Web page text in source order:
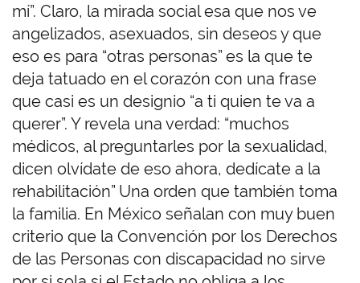
mí”. Claro, la mirada social esa que nos ve
angelizados, asexuados, sin deseos y que
eso es para “otras personas” es la que te
deja tatuado en el corazón con una frase
que casi es un designio “a ti quien te va a
querer”. Y revela una verdad: “muchos
médicos, al preguntarles por la sexualidad,
dicen olvídate de eso ahora, dedícate a la
rehabilitación” Una orden que también toma
la familia. En México señalan con muy buen
criterio que la Convención por los Derechos
de las Personas con discapacidad no sirve